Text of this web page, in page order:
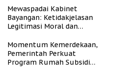
Mewaspadai Kabinet
Bayangan: Ketidakjelasan
Legitimasi Moral dan
Momentum Kemerdekaan,
Pemerintah Perkuat
Program Rumah Subsidi